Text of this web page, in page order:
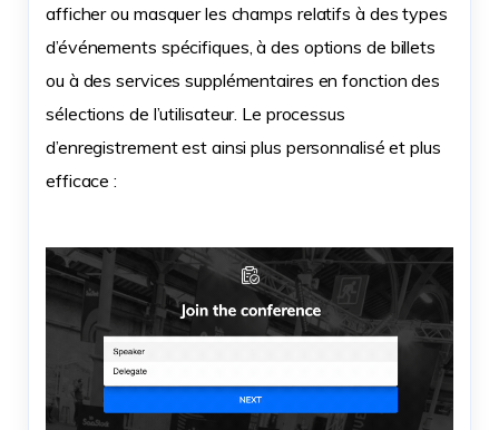
afficher ou masquer les champs relatifs à des types
d’événements spécifiques, à des options de billets
ou à des services supplémentaires en fonction des
sélections de l’utilisateur. Le processus
d’enregistrement est ainsi plus personnalisé et plus
efficace :